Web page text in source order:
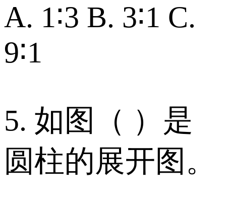
A. 1∶3 B. 3∶1 C.
9∶1
5. 如图（ ）是
圆柱的展开图。